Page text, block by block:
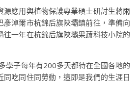
源應用與植物保護專業碩士研討生蔣雨
彥淖爾市杭錦后旗陜壩鎮前往，準備向
往一年在杭錦后旗陜壩果蔬科技小院的
學子每年有200多天都待在全國各地的
同吃同住同勞動，這即是我們的生涯日